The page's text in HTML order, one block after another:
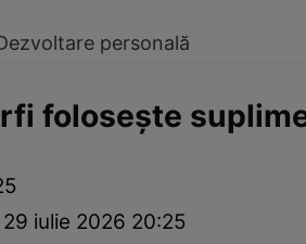
personală
foloseşte
29 iulie 2026 20:25